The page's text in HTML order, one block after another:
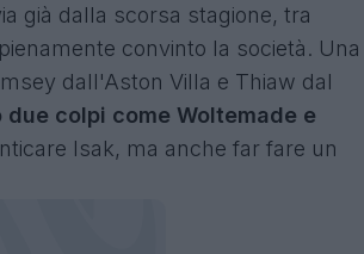
già dalla scorsa stagione, tra
convinto la società. Una
dall'Aston Villa e Thiaw dal
colpi come Woltemade e
Isak, ma anche far fare un